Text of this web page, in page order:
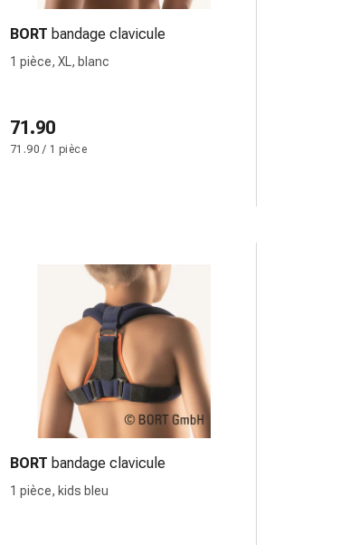
BORT bandage clavicule
1 pièce, XL, blanc
71.90
71.90 / 1 pièce
BORT bandage clavicule
1 pièce, kids bleu